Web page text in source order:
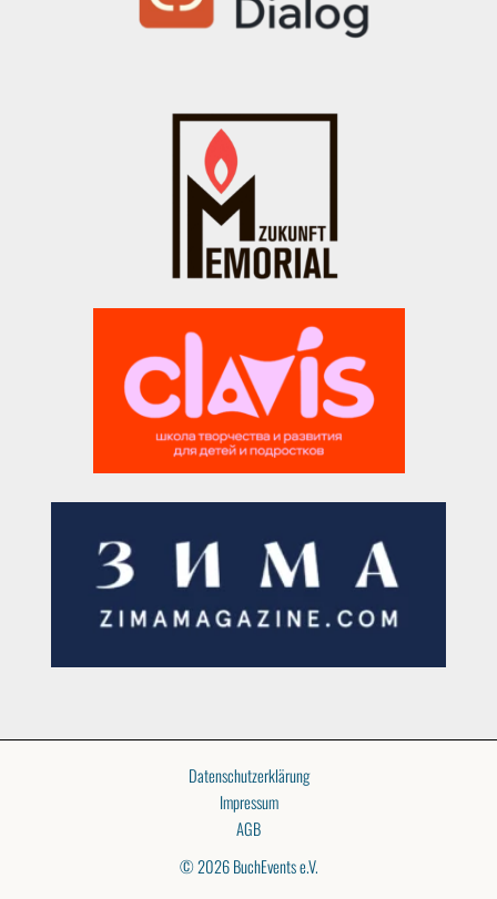
Datenschutzerklärung
Impressum
AGB
© 2026 BuchEvents e.V.